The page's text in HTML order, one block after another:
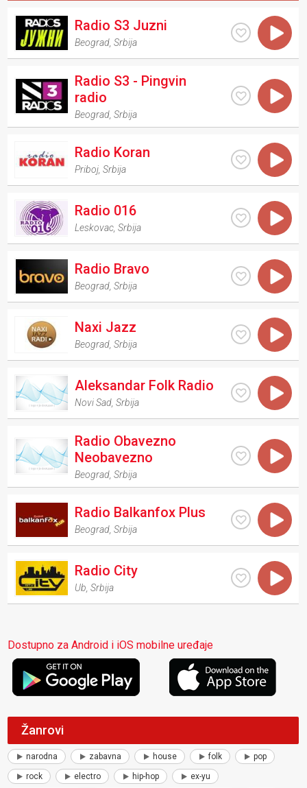
Radio S3 Juzni
Beograd ,Srbija
Radio S3 - Pingvin
radio
Beograd ,Srbija
Radio Koran
Priboj ,Srbija
Radio 016
Leskovac ,Srbija
Radio Bravo
Beograd ,Srbija
Naxi Jazz
Beograd ,Srbija
Aleksandar Folk Radio
Novi Sad ,Srbija
Radio Obavezno
Neobavezno
Beograd ,Srbija
Radio Balkanfox Plus
Beograd ,Srbija
Radio City
Ub ,Srbija
Dostupno za Android i iOS mobilne uređaje
Žanrovi
narodna zabavna house folk pop
rock electro hip-hop ex-yu